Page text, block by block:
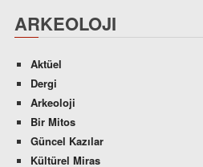
ARKEOLOJI
Aktüel
Dergi
Arkeoloji
Bir Mitos
Güncel Kazılar
Kültürel Miras